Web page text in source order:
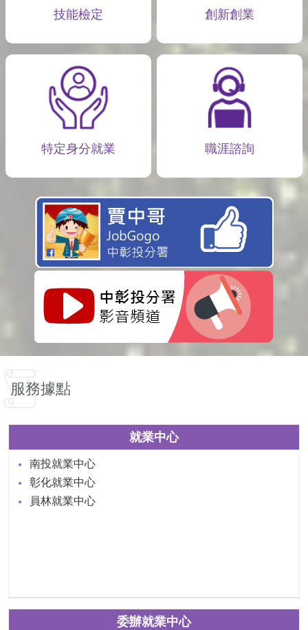
技能檢定 創新創業
特定身分就業 職涯諮詢
服務據點
就業中心
南投就業中心
彰化就業中心
員林就業中心
委辦就業中心